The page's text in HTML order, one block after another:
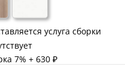
услуга сборки
7%+630 ₽